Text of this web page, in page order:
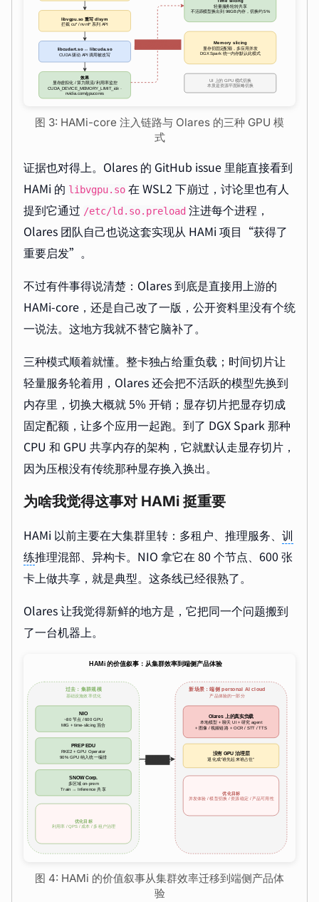
图 3: HAMi-core 注入链路与 Olares 的三种 GPU 模
式
证据也对得上。Olares 的 GitHub issue 里能直接看到
HAMi 的 libvgpu.so 在 WSL2 下崩过，讨论里也有人
提到它通过 /etc/ld.so.preload 注进每个进程，
Olares 团队自己也说这套实现从 HAMi 项目“获得了
重要启发”。
不过有件事得说清楚：Olares 到底是直接用上游的
HAMi-core，还是自己改了一版，公开资料里没有个统
一说法。这地方我就不替它脑补了。
三种模式顺着就懂。整卡独占给重负载；时间切片让
轻量服务轮着用，Olares 还会把不活跃的模型先换到
内存里，切换大概就 5% 开销；显存切片把显存切成
固定配额，让多个应用一起跑。到了 DGX Spark 那种
CPU 和 GPU 共享内存的架构，它就默认走显存切片，
因为压根没有传统那种显存换入换出。
为啥我觉得这事对 HAMi 挺重要
HAMi 以前主要在大集群里转：多租户、推理服务、 训
练推理混部、异构卡。NIO 拿它在 80 个节点、600 张
卡上做共享，就是典型。这条线已经很熟了。
Olares 让我觉得新鲜的地方是，它把同一个问题搬到
了一台机器上。
图 4: HAMi 的价值叙事从集群效率迁移到端侧产品体
验